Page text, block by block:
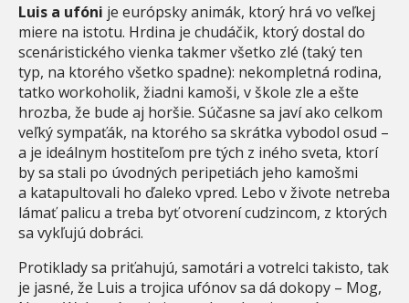
Luis a ufóni je európsky animák, ktorý hrá vo veľkej
miere na istotu. Hrdina je chudáčik, ktorý dostal do
scenáristického vienka takmer všetko zlé (taký ten
typ, na ktorého všetko spadne): nekompletná rodina,
tatko workoholik, žiadni kamoši, v škole zle a ešte
hrozba, že bude aj horšie. Súčasne sa javí ako celkom
veľký sympaťák, na ktorého sa skrátka vybodol osud –
a je ideálnym hostiteľom pre tých z iného sveta, ktorí
by sa stali po úvodných peripetiách jeho kamošmi
a katapultovali ho ďaleko vpred. Lebo v živote netreba
lámať palicu a treba byť otvorení cudzincom, z ktorých
sa vykľujú dobráci.
Protiklady sa priťahujú, samotári a votrelci takisto, tak
je jasné, že Luis a trojica ufónov sa dá dokopy – Mog,